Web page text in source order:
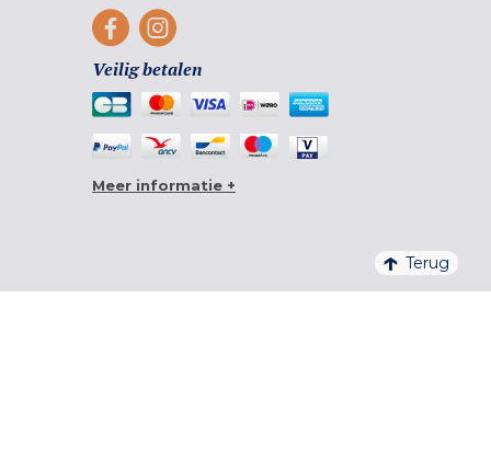
Veilig betalen
Meer informatie +
Terug